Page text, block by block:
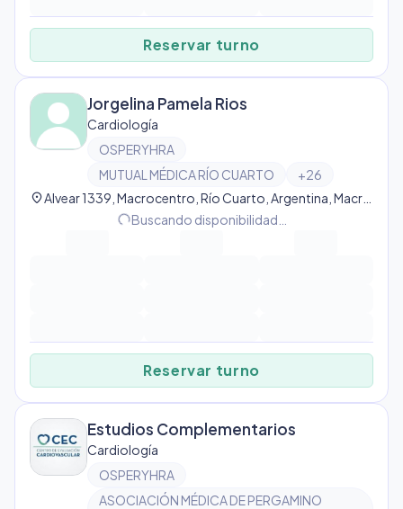
Reservar turno
Jorgelina Pamela Rios
Cardiología
OSPERYHRA
MUTUAL MÉDICA RÍO CUARTO
+26
location_on
progress_activityBuscando disponibilidad…
Reservar turno
Estudios Complementarios
Cardiología
OSPERYHRA
ASOCIACIÓN MÉDICA DE PERGAMINO